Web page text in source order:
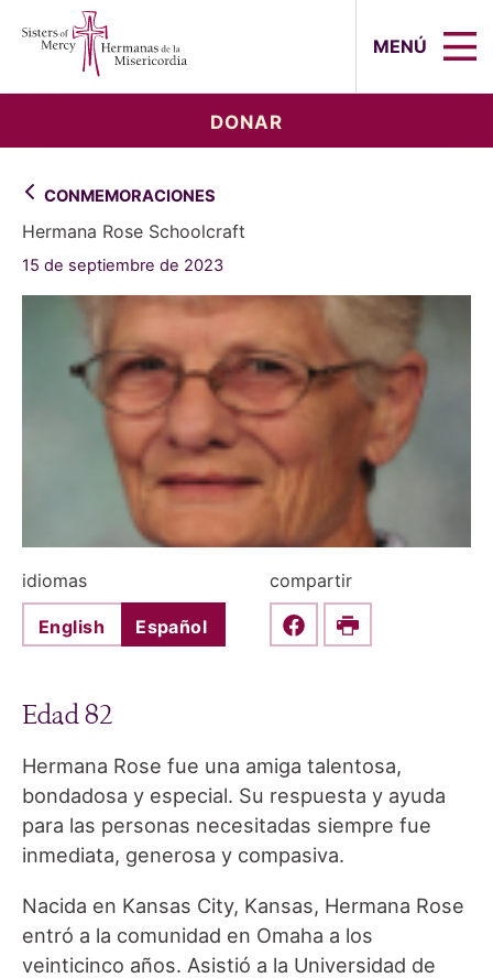
MENÚ
DONAR
CONMEMORACIONES
Hermana Rose Schoolcraft
15 de septiembre de 2023
idiomas
English Español
compartir
Share this on Facebook
Print
Edad 82
Hermana Rose fue una amiga talentosa,
bondadosa y especial. Su respuesta y ayuda
para las personas necesitadas siempre fue
inmediata, generosa y compasiva.
Nacida en Kansas City, Kansas, Hermana Rose
entró a la comunidad en Omaha a los
veinticinco años. Asistió a la Universidad de